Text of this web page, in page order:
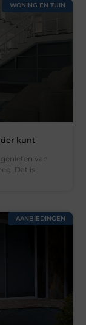
WONING EN TUIN
kunt
van
Dat is
AANBIEDINGEN